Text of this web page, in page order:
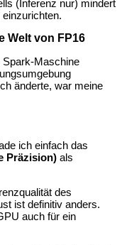
(Inferenz nur) mindert
Welt von FP16
Spark-Maschine
änderte, war meine
ich einfach das
Präzision) als
des
ist definitiv anders.
auch für ein